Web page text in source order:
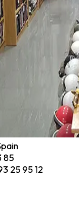
85
25 95 12